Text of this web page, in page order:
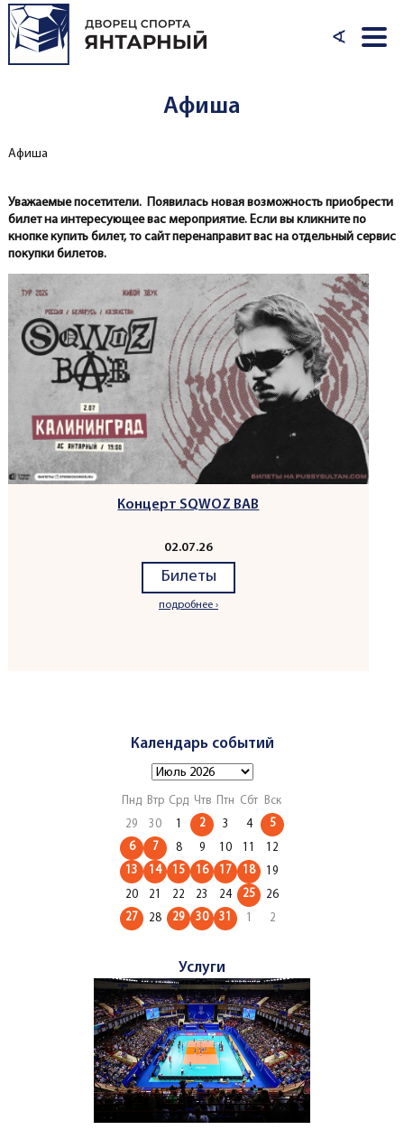
Перейти к основному содержанию
∢
Афиша
Вы здесь
Афиша
Уважаемые посетители. Появилась новая возможность приобрести
билет на интересующее вас мероприятие. Если вы кликните по
кнопке купить билет, то сайт перенаправит вас на отдельный сервис
покупки билетов.
Концерт SQWOZ BAB
02.07.26
Билеты
подробнее ›
Календарь событий
Пнд Втр Срд Чтв Птн Сбт
Вск
29
30 2 3 4
5
6
7 8 9 10
12
13
14 15 16 17 18
19
20
21 22 23 24 25
26
27
28 29 30 31 2
Услуги